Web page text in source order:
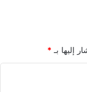
إليها بـ *